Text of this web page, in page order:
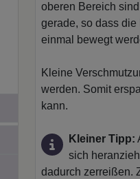
oberen Bereich
gerade, so dass
einmal bewegt
Kleine
werden. Somit
kann.
Kleiner Tipp:
sich
dadurch zerreißen.